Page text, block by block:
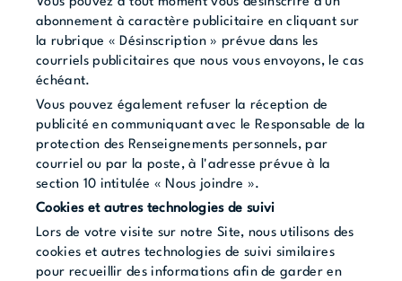
abonnement à caractère publicitaire en cliquant sur
la rubrique « Désinscription » prévue dans les
courriels publicitaires que nous vous envoyons, le cas
échéant.
Vous pouvez également refuser la réception de
publicité en communiquant avec le Responsable de la
protection des Renseignements personnels, par
courriel ou par la poste, à l'adresse prévue à la
section 10 intitulée « Nous joindre ».
Cookies et autres technologies de suivi
Lors de votre visite sur notre Site, nous utilisons des
cookies et autres technologies de suivi similaires
pour recueillir des informations afin de garder en